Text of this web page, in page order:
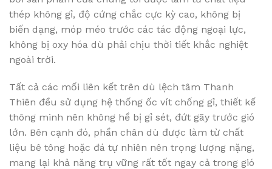
thép không gỉ, độ cứng chắc cực kỳ cao, không bị
biến dạng, móp méo trước các tác động ngoại lực,
không bị oxy hóa dù phải chịu thời tiết khắc nghiệt
ngoài trời.
Tất cả các mối liên kết trên dù lệch tâm Thanh
Thiên đều sử dụng hệ thống ốc vít chống gỉ, thiết kế
thông minh nên không hề bị gỉ sét, đứt gãy trước gió
lớn. Bên cạnh đó, phần chân dù được làm từ chất
liệu bê tông hoặc đá tự nhiên nên trọng lượng nặng,
mang lại khả năng trụ vững rất tốt ngay cả trong gió